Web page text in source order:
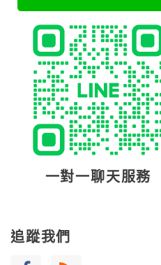
一對一聊天服務
追蹤我們